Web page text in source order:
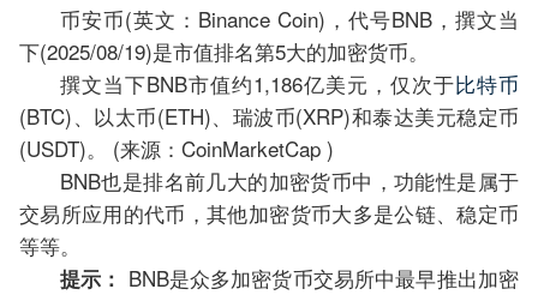
币安币(英文：Binance Coin)，代号BNB，撰文当
下(2025/08/19)是市值排名第5大的加密货币。
撰文当下BNB市值约1,186亿美元，仅次于比特币
(BTC)、以太币(ETH)、瑞波币(XRP)和泰达美元稳定币
(USDT)。 (来源：CoinMarketCap )
BNB也是排名前几大的加密货币中，功能性是属于
交易所应用的代币，其他加密货币大多是公链、稳定币
等等。
提示： BNB是众多加密货币交易所中最早推出加密